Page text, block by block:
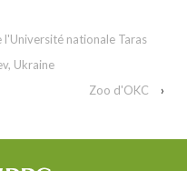
l'Université nationale Taras
Ukraine
Zoo d'OKC
›